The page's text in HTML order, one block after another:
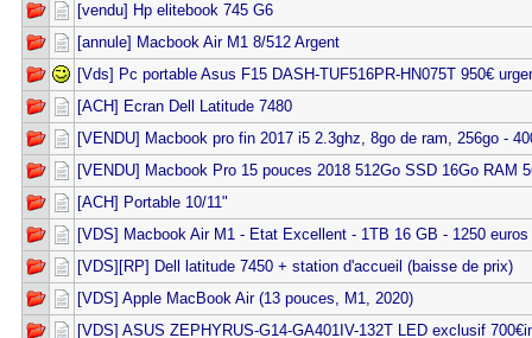
[vendu] Hp elitebook 745 G6
[annule] Macbook Air M1 8/512 Argent
[Vds] Pc portable Asus F15 DASH-TUF516PR-HN075T 950€
[ACH] Ecran Dell Latitude 7480
[VENDU] Macbook pro fin 2017 i5 2.3ghz, 8go de ram, 256go -
[VENDU] Macbook Pro 15 pouces 2018 512Go SSD 16Go RAM
[ACH] Portable 10/11"
[VDS] Macbook Air M1 - Etat Excellent - 1TB 16 GB - 1250 euros
[VDS][RP] Dell latitude 7450 + station d'accueil (baisse de prix)
[VDS] Apple MacBook Air (13 pouces, M1, 2020)
[VDS] ASUS ZEPHYRUS-G14-GA401IV-132T LED exclusif